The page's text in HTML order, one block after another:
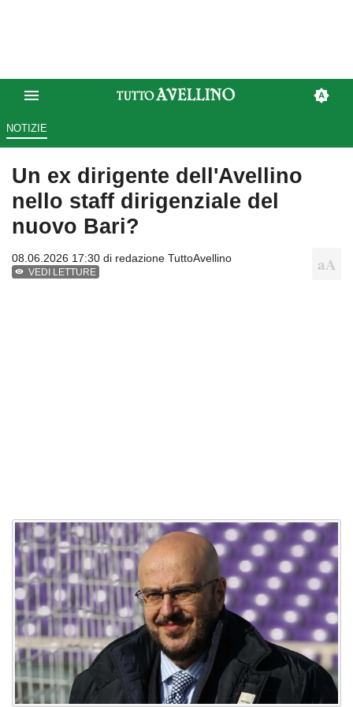
NOTIZIE
Un ex dirigente dell'Avellino
nello staff dirigenziale del
nuovo Bari?
08.06.2026 17:30 di redazione TuttoAvellino
VEDI LETTURE